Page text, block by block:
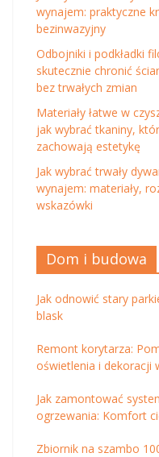
wynajem: praktyczne
bezinwazyjny
Odbojniki i podkładki
skutecznie chronić
bez trwałych zmian
Materiały łatwe w
jak wybrać tkaniny,
zachowają estetykę
Jak wybrać trwały
wynajem: materiały,
wskazówki
Dom i budowa
Jak odnowić stary
blask
Remont korytarza:
oświetlenia i dekoracji
Jak zamontować
ogrzewania: Komfort
Zbiornik na szambo